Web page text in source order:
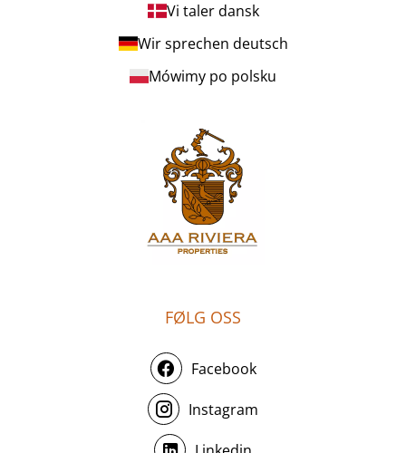
Vi taler dansk
Wir sprechen deutsch
Mówimy po polsku
FØLG OSS
Facebook
Instagram